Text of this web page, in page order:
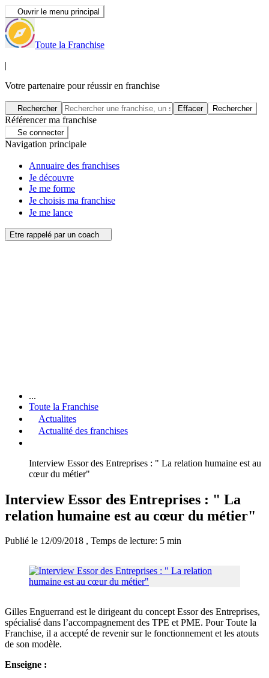
Ouvrir le menu principal
Toute la Franchise
|
Votre partenaire pour réussir en franchise
Rechercher Effacer Rechercher
Référencer ma franchise
Se connecter
Navigation principale
Annuaire des franchises
Je découvre
Je me forme
Je choisis ma franchise
Je me lance
Etre rappelé par un coach
...
Toute la Franchise
Actualites
Actualité des franchises
Interview Essor des Entreprises : " La relation humaine est au
cœur du métier"
Interview Essor des Entreprises : " La
relation humaine est au cœur du métier"
Publié le 12/09/2018 , Temps de lecture: 5 min
Gilles Enguerrand est le dirigeant du concept Essor des Entreprises,
spécialisé dans l’accompagnement des TPE et PME. Pour Toute la
Franchise, il a accepté de revenir sur le fonctionnement et les atouts
de son modèle.
Enseigne :